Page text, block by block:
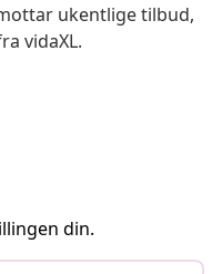
ukentlige tilbud,
vidaXL.
din.